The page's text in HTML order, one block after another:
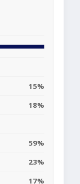
15%
18%
59%
23%
17%